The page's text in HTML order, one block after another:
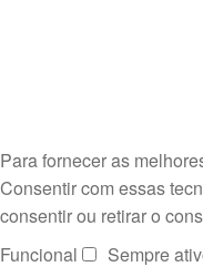
Para fornecer as
Consentir com essas
consentir ou retirar o
Funcional
Funcional
Sempre